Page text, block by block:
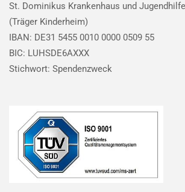
St. Dominikus Krankenhaus und
(Träger Kinderheim)
IBAN: DE31 5455 0010 0000 0509 55
BIC: LUHSDE6AXXX
Stichwort: Spendenzweck